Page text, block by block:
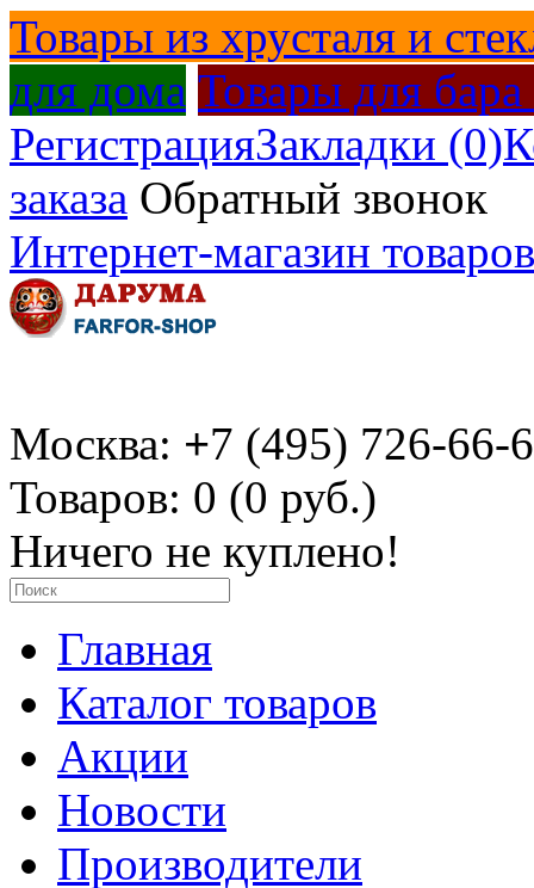
Товары из хрусталя и
для дома Товары для бара
РегистрацияЗакладки (0)
заказа Обратный звонок
Интернет-магазин
Москва: +7 (495) 726-66-
Товаров: 0 (0 руб.)
Ничего не куплено!
Главная
Каталог товаров
Акции
Новости
Производители